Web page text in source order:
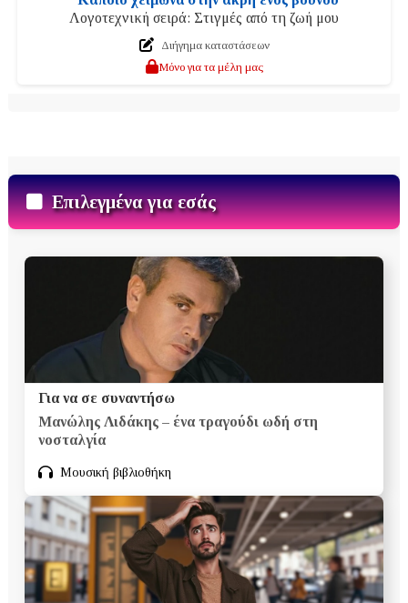
Λογοτεχνική σειρά: Στιγμές από τη ζωή μου
Διήγημα καταστάσεων
Μόνο για τα μέλη μας
Επιλεγμένα για εσάς
Για να σε συναντήσω
Μανώλης Λιδάκης – ένα τραγούδι ωδή στη
νοσταλγία
Μουσική βιβλιοθήκη